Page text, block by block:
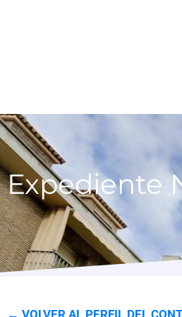
Expediente
← VOLVER AL PERFIL DEL